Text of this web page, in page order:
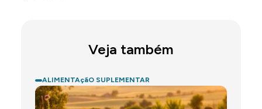
Veja também
ALIMENTAçãO SUPLEMENTAR